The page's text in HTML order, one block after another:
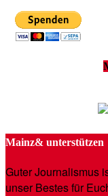
Mainz& unterstützen
Guter Journalismus
unser Bestes für